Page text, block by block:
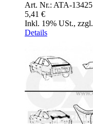
Art. Nr.: ATA-13425
5,41 €
Inkl. 19% USt., zzgl.
Details